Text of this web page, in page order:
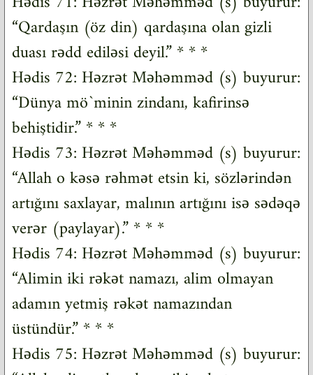
“Qardaşın (öz din) qardaşına olan gizli
duası rədd ediləsi deyil.” * * *
Hədis 72: Həzrət Məhəmməd (s) buyurur:
“Dünya mö`minin zindanı, kafirinsə
behiştidir.” * * *
Hədis 73: Həzrət Məhəmməd (s) buyurur:
“Allah o kəsə rəhmət etsin ki, sözlərindən
artığını saxlayar, malının artığını isə sədəqə
verər (paylayar).” * * *
Hədis 74: Həzrət Məhəmməd (s) buyurur:
“Alimin iki rəkət namazı, alim olmayan
adamın yetmiş rəkət namazından
üstündür.” * * *
Hədis 75: Həzrət Məhəmməd (s) buyurur: